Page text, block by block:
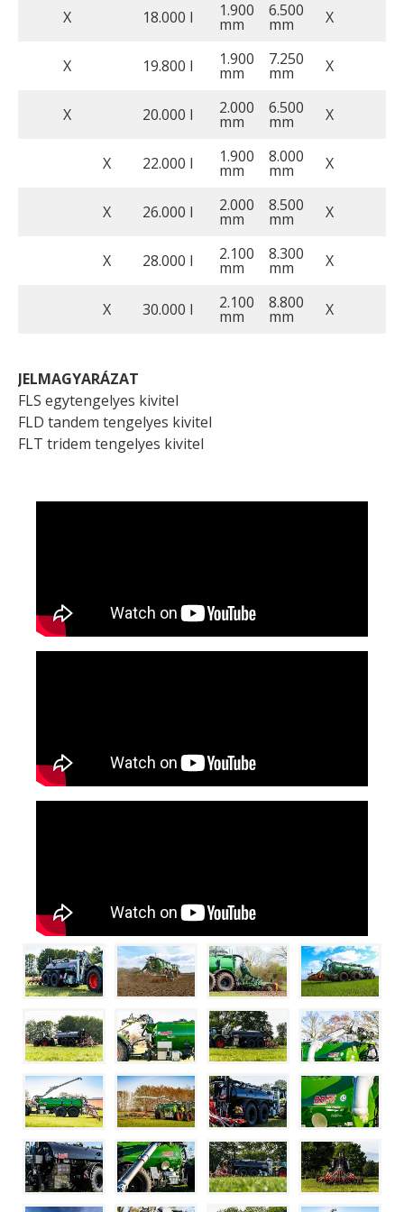
X 18.000 l 1.900
mm
6.500
mm X
X 19.800 l 1.900
mm
7.250
mm X
X 20.000 l 2.000
mm
6.500
mm X
X 22.000 l 1.900
mm
8.000
mm X
X 26.000 l 2.000
mm
8.500
mm X
X 28.000 l 2.100
mm
8.300
mm X
X 30.000 l 2.100
mm
8.800
mm X
JELMAGYARÁZAT
FLS egytengelyes kivitel
FLD tandem tengelyes kivitel
FLT tridem tengelyes kivitel